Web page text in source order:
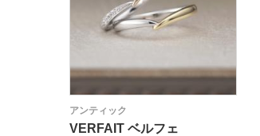
アンティック
VERFAIT ベルフェ